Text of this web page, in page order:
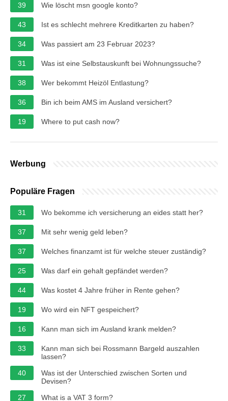
39
Wie löscht msn google konto?
43 Ist es schlecht mehrere Kreditkarten zu haben?
34 Was passiert am 23 Februar 2023?
31 Was ist eine Selbstauskunft bei Wohnungssuche?
38 Wer bekommt Heizöl Entlastung?
36 Bin ich beim AMS im Ausland versichert?
19 Where to put cash now?
Werbung
Populäre Fragen
31 Wo bekomme ich versicherung an eides statt her?
37 Mit sehr wenig geld leben?
37 Welches finanzamt ist für welche steuer zuständig?
25 Was darf ein gehalt gepfändet werden?
44 Was kostet 4 Jahre früher in Rente gehen?
19 Wo wird ein NFT gespeichert?
16 Kann man sich im Ausland krank melden?
33
Kann man sich bei Rossmann Bargeld auszahlen
lassen?
40
Was ist der Unterschied zwischen Sorten und
Devisen?
27
What is a VAT 3 form?